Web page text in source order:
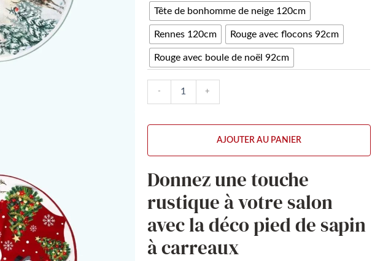
Tête de bonhomme de neige 120cm
Rennes 120cm Rouge avec flocons 92cm
Rouge avec boule de noël 92cm
- +
AJOUTER AU PANIER
Donnez une touche
rustique à votre salon
avec la déco pied de sapin
à carreaux